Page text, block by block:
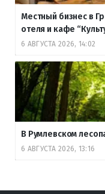
Местный бизнес в
отеля и кафе
6 АВГУСТА 2026, 14:02
В Румлевском
6 АВГУСТА 2026, 13:16